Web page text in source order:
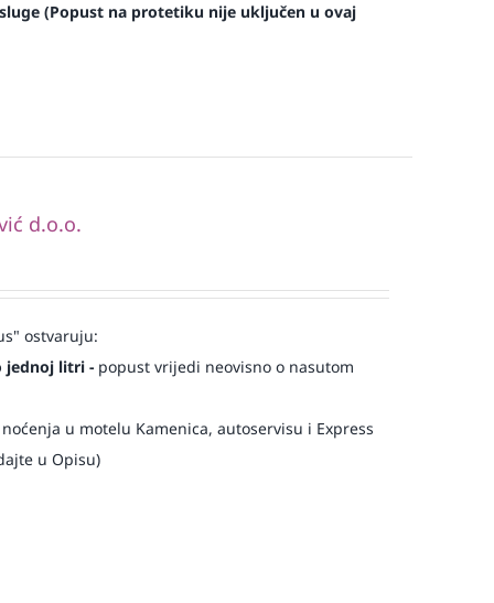
(Popust na protetiku nije uključen u ovaj
d.o.o.
ostvaruju:
jednoj litri -popust vrijedi neovisno o nasutom
u motelu Kamenica, autoservisu i Express
u Opisu)